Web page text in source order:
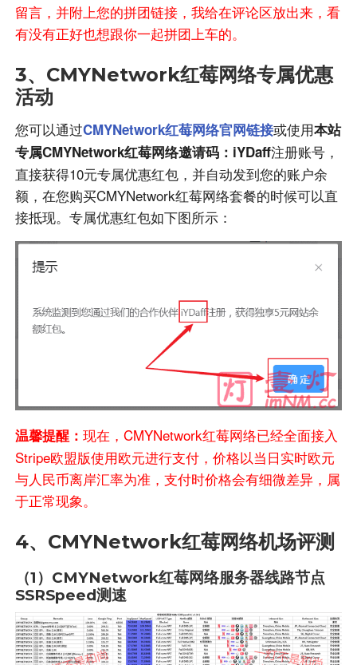
留言，并附上您的拼团链接，我给在评论区放出来，看
有没有正好也想跟你一起拼团上车的。
3、CMYNetwork红莓网络专属优惠
活动
您可以通过CMYNetwork红莓网络官网链接或使用本站
专属CMYNetwork红莓网络邀请码：iYDaff注册账号，
直接获得10元专属优惠红包，并自动发到您的账户余
额，在您购买CMYNetwork红莓网络套餐的时候可以直
接抵现。专属优惠红包如下图所示：
温馨提醒： 现在，CMYNetwork红莓网络已经全面接入
Stripe欧盟版使用欧元进行支付，价格以当日实时欧元
与人民币离岸汇率为准，支付时价格会有细微差异，属
于正常现象。
4、CMYNetwork红莓网络机场评测
（1）CMYNetwork红莓网络服务器线路节点
SSRSpeed测速